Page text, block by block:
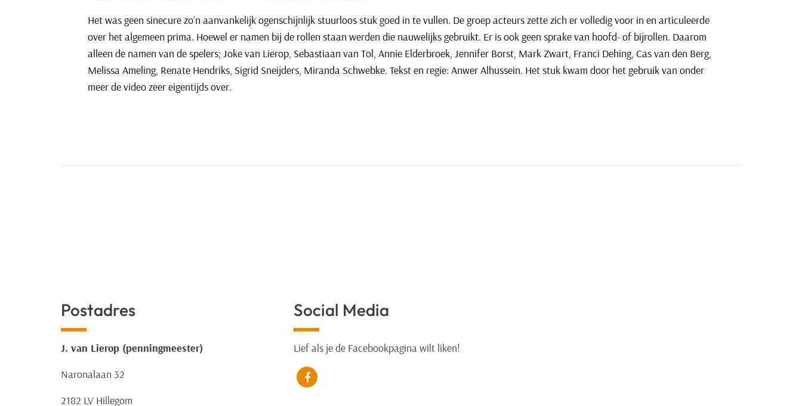
Het was geen sinecure zo’n aanvankelijk ogenschijnlijk stuurloos stuk goed in te vullen. De groep acteurs zette zich er volledig voor in en articuleerde
over het algemeen prima. Hoewel er namen bij de rollen staan werden die nauwelijks gebruikt. Er is ook geen sprake van hoofd- of bijrollen. Daarom
alleen de namen van de spelers; Joke van Lierop, Sebastiaan van Tol, Annie Elderbroek, Jennifer Borst, Mark Zwart, Franci Dehing, Cas van den Berg,
Melissa Ameling, Renate Hendriks, Sigrid Sneijders, Miranda Schwebke. Tekst en regie: Anwer Alhussein. Het stuk kwam door het gebruik van onder
meer de video zeer eigentijds over.
Postadres
J. van Lierop (penningmeester)
Naronalaan 32
2182 LV Hillegom
Social Media
Lief als je de Facebookpagina wilt liken!